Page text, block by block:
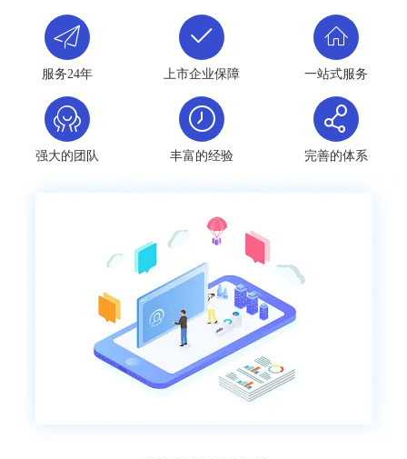
服务24年 上市企业保障 一站式服务
强大的团队 丰富的经验 完善的体系